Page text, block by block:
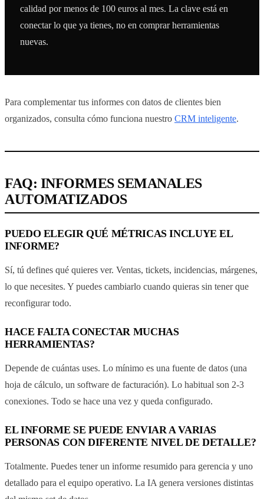
calidad por menos de 100 euros al mes. La clave está en
conectar lo que ya tienes, no en comprar herramientas
nuevas.
Para complementar tus informes con datos de clientes bien
organizados, consulta cómo funciona nuestro CRM inteligente.
FAQ: INFORMES SEMANALES
AUTOMATIZADOS
PUEDO ELEGIR QUÉ MÉTRICAS INCLUYE EL
INFORME?
Sí, tú defines qué quieres ver. Ventas, tickets, incidencias, márgenes,
lo que necesites. Y puedes cambiarlo cuando quieras sin tener que
reconfigurar todo.
HACE FALTA CONECTAR MUCHAS
HERRAMIENTAS?
Depende de cuántas uses. Lo mínimo es una fuente de datos (una
hoja de cálculo, un software de facturación). Lo habitual son 2-3
conexiones. Todo se hace una vez y queda configurado.
EL INFORME SE PUEDE ENVIAR A VARIAS
PERSONAS CON DIFERENTE NIVEL DE DETALLE?
Totalmente. Puedes tener un informe resumido para gerencia y uno
detallado para el equipo operativo. La IA genera versiones distintas